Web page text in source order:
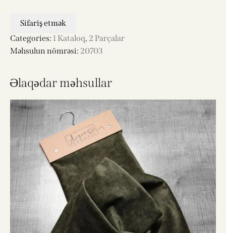
Sifariş etmək
Categories: 1 Kataloq, 2 Parçalar
Məhsulun nömrəsi: 20703
Əlaqədar məhsullar